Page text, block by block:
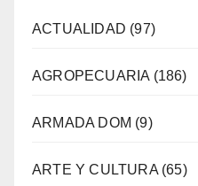
ACTUALIDAD (97)
AGROPECUARIA (186)
ARMADA DOM (9)
ARTE Y CULTURA(65)